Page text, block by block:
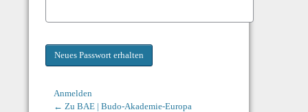
Anmelden
← Zu BAE | Budo-Akademie-Europa